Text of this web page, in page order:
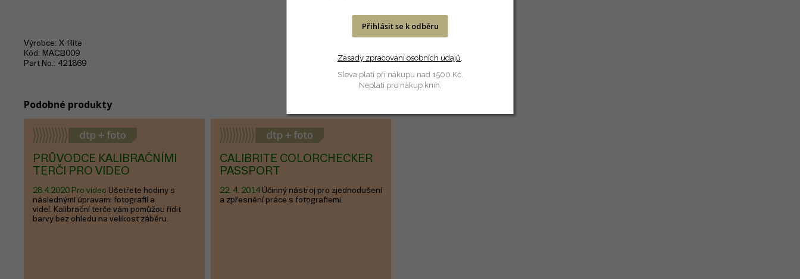
Výrobce X-Rite
Kód
MACB009
Part No. 421869
Podobné produkty
PRŮVODCE KALIBRAČNÍMI
TERČI PRO VIDEO
28.4.2020 Pro video Ušetřete hodiny s
následnými úpravami fotografií a
videí. Kalibrační terče vám pomůžou řídit
barvy bez ohledu na velikost záběru.
CALIBRITE COLORCHECKER
PASSPORT
22. 4. 2014 Účinný nástroj pro zjednodušení
a zpřesnění práce s fotografiemi.
Přihlásit se k odběru
Zásady zpracování osobních údajů
Sleva platí při nákupu nad 1500 Kč.
Neplatí pro nákup knih.